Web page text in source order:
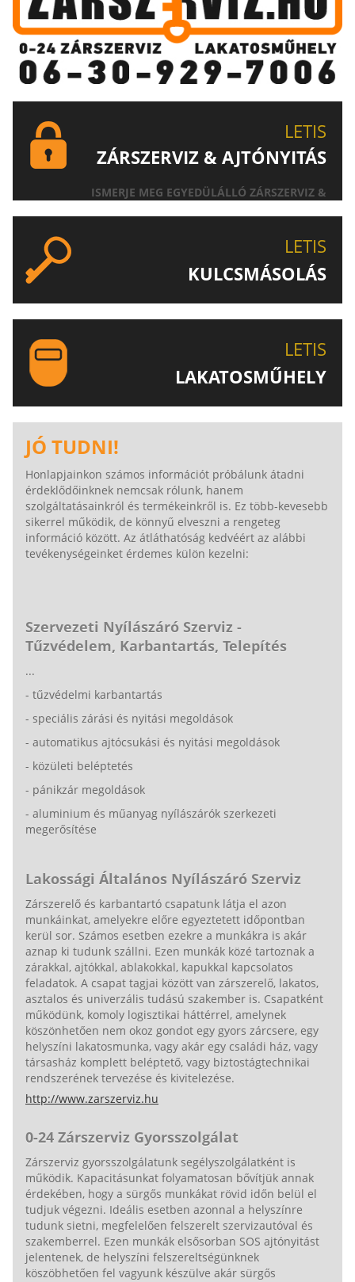
LETIS
ZÁRSZERVIZ & AJTÓNYITÁS
ISMERJE MEG EGYEDÜLÁLLÓ ZÁRSZERVIZ &
LETIS
KULCSMÁSOLÁS
LETIS
LAKATOSMŰHELY
JÓ TUDNI!
Honlapjainkon számos információt próbálunk átadni
érdeklődőinknek nemcsak rólunk, hanem
szolgáltatásainkról és termékeinkről is. Ez több-kevesebb
sikerrel működik, de könnyű elveszni a rengeteg
információ között. Az átláthatóság kedvéért az alábbi
tevékenységeinket érdemes külön kezelni:
Szervezeti Nyílászáró Szerviz -
Tűzvédelem, Karbantartás, Telepítés
...
- tűzvédelmi karbantartás
- speciális zárási és nyitási megoldások
- automatikus ajtócsukási és nyitási megoldások
- közületi beléptetés
- pánikzár megoldások
- aluminium és műanyag nyílászárók szerkezeti
megerősítése
Lakossági Általános Nyílászáró Szerviz
Zárszerelő és karbantartó csapatunk látja el azon
munkáinkat, amelyekre előre egyeztetett időpontban
kerül sor. Számos esetben ezekre a munkákra is akár
aznap ki tudunk szállni. Ezen munkák közé tartoznak a
zárakkal, ajtókkal, ablakokkal, kapukkal kapcsolatos
feladatok. A csapat tagjai között van zárszerelő, lakatos,
asztalos és univerzális tudású szakember is. Csapatként
működünk, komoly logisztikai háttérrel, amelynek
köszönhetően nem okoz gondot egy gyors zárcsere, egy
helyszíni lakatosmunka, vagy akár egy családi ház, vagy
társasház komplett beléptető, vagy biztostágtechnikai
rendszerének tervezése és kivitelezése.
http://www.zarszerviz.hu
0-24 Zárszerviz Gyorsszolgálat
Zárszerviz gyorsszolgálatunk segélyszolgálatként is
működik. Kapacitásunkat folyamatosan bővítjük annak
érdekében, hogy a sürgős munkákat rövid időn belül el
tudjuk végezni. Ideális esetben azonnal a helyszínre
tudunk sietni, megfelelően felszerelt szervizautóval és
szakemberrel. Ezen munkák elsősorban SOS ajtónyitást
jelentenek, de helyszíni felszereltségünknek
köszöbhetően fel vagyunk készülve akár sürgős